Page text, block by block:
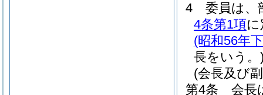
4
委員は、
4条第1項
(昭和56年
長をいう。
(会長及び
第4条
会長